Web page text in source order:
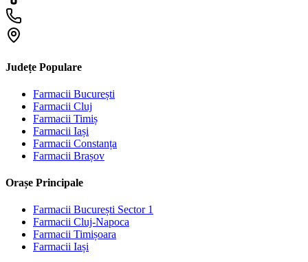
Județe Populare
Farmacii București
Farmacii Cluj
Farmacii Timiș
Farmacii Iași
Farmacii Constanța
Farmacii Brașov
Orașe Principale
Farmacii București Sector 1
Farmacii Cluj-Napoca
Farmacii Timișoara
Farmacii Iași